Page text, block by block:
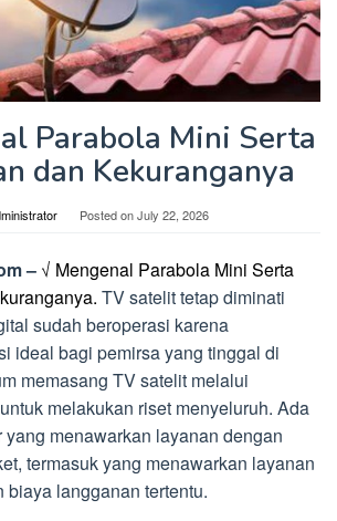
Parabola Mini Serta
dan Kekuranganya
Posted onJuly 22, 2026
– √ Mengenal Parabola Mini Serta
TV satelit tetap diminati
sudah beroperasi karena
ideal bagi pemirsa yang tinggal di
memasang TV satelit melalui
melakukan riset menyeluruh. Ada
menawarkan layanan dengan
termasuk yang menawarkan layanan
biaya langganan tertentu.